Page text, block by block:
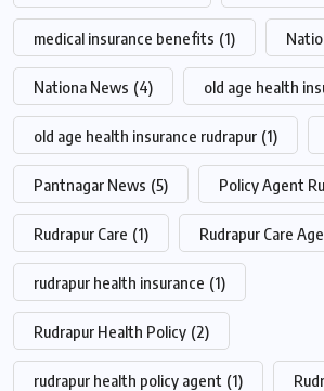
medical insurance benefits (1)
Nationa News (4) old age health
old age health insurance rudrapur (1)
Pantnagar News (5) Policy Agent
Rudrapur Care (1) Rudrapur Care
rudrapur health insurance (1)
Rudrapur Health Policy (2)
rudrapur health policy agent (1)